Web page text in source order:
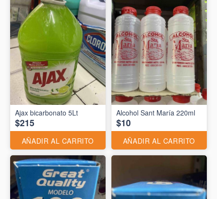
Ajax bicarbonato 5Lt
$215
AÑADIR AL CARRITO
Alcohol Sant María 220ml
$10
AÑADIR AL CARRITO